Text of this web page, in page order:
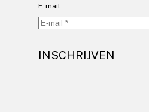
E-mail
INSCHRIJVEN